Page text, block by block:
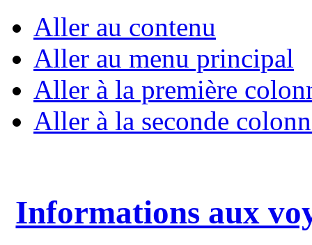
Aller au contenu
Aller au menu principal
Aller à la première
Aller à la seconde
Informations aux